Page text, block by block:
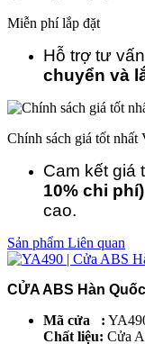
Miễn phí lắp đặt
Hỗ trợ tư
chuyển và
Chính sách giá tốt nhất
Cam kết giá
10% chi phí)
cao.
Sản phẩm Liên quan
CỬA ABS Hàn Quốc
Mã cửa :
Chất liệu: Cửa